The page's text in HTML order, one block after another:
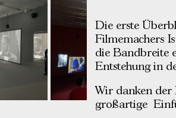
Die erste
Filmemachers
die Bandbreite
Entstehung in
Wir danken
großartige